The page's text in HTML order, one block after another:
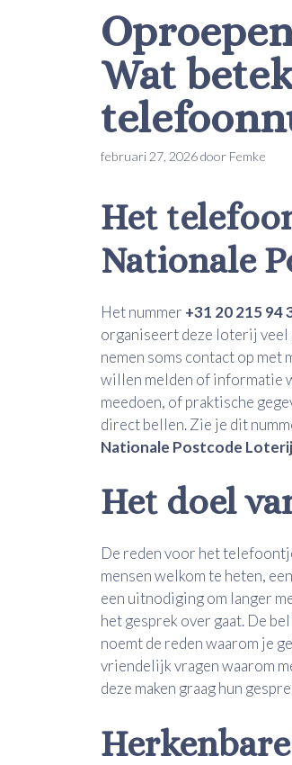
Wat
februari 27, 2026door Femke
Het
Nationale
Het nummer +31 20 215 94
organiseert deze loterij veel
nemen soms contact op met
willen melden of informatie
meedoen, of praktische
direct bellen. Zie je dit
Nationale Postcode Loterij
Het doel
De reden voor het
mensen welkom te heten,
een uitnodiging om langer
het gesprek over gaat. De
noemt de reden waarom je
vriendelijk vragen waarom
deze maken graag hun